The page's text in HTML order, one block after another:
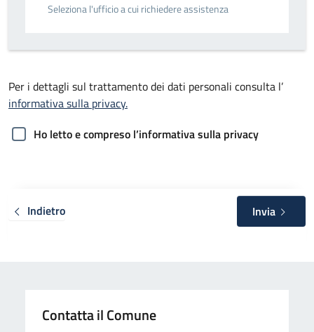
Seleziona l'ufficio a cui richiedere assistenza
Per i dettagli sul trattamento dei dati personali consulta l’
informativa sulla privacy.
Ho letto e compreso l’informativa sulla privacy
Indietro Invia
Contatta il Comune